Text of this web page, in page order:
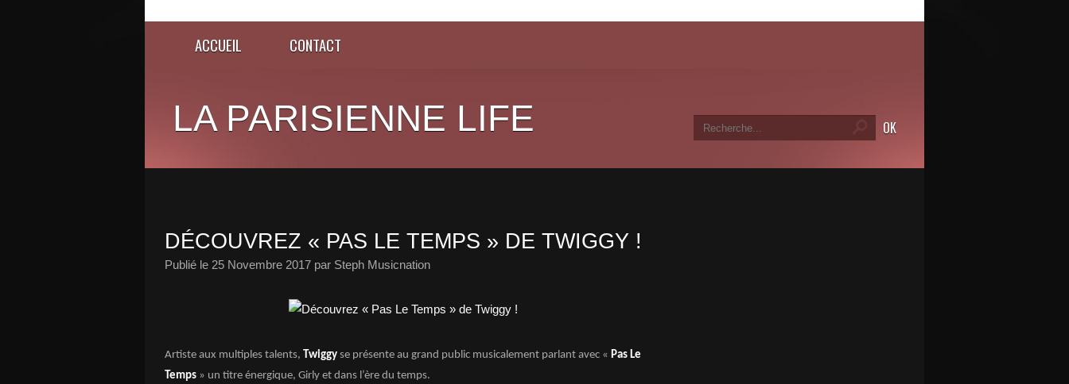
ACCUEIL CONTACT
LA PARISIENNE LIFE
DÉCOUVREZ « PAS LE TEMPS » DE TWIGGY !
Publié le 25 Novembre 2017 par Steph Musicnation
Artiste aux multiples talents, Twiggy se présente au grand public musicalement parlant avec « Pas Le
Temps » un titre énergique, Girly et dans l’ère du temps.